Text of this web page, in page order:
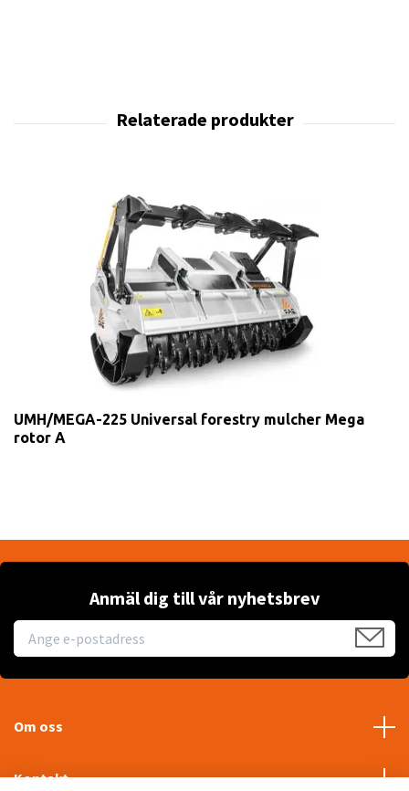
UMH/MEGA-225 Universal forestry mulcher Mega
rotor A
Anmäl dig till vår nyhetsbrev
Om oss
Kontakt